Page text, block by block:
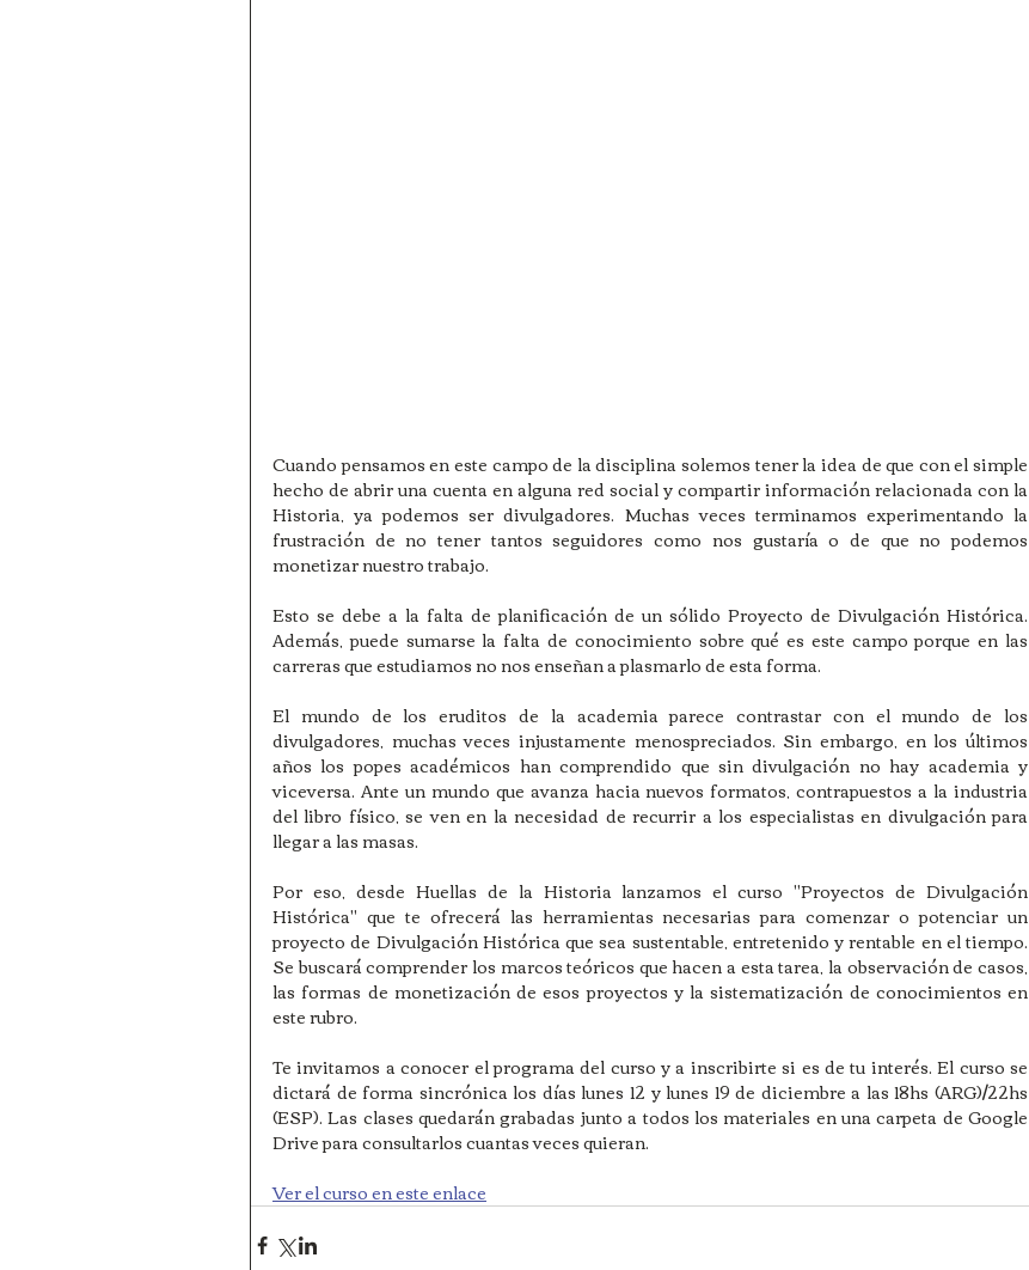
Cuando pensamos en este campo de la disciplina solemos tener la idea de que con el simple
hecho de abrir una cuenta en alguna red social y compartir información relacionada con la
Historia, ya podemos ser divulgadores. Muchas veces terminamos experimentando la
frustración de no tener tantos seguidores como nos gustaría o de que no podemos
monetizar nuestro trabajo.
Esto se debe a la falta de planificación de un sólido Proyecto de Divulgación Histórica.
Además, puede sumarse la falta de conocimiento sobre qué es este campo porque en las
carreras que estudiamos no nos enseñan a plasmarlo de esta forma.
El mundo de los eruditos de la academia parece contrastar con el mundo de los
divulgadores, muchas veces injustamente menospreciados. Sin embargo, en los últimos
años los popes académicos han comprendido que sin divulgación no hay academia y
viceversa. Ante un mundo que avanza hacia nuevos formatos, contrapuestos a la industria
del libro físico, se ven en la necesidad de recurrir a los especialistas en divulgación para
llegar a las masas.
Por eso, desde Huellas de la Historia lanzamos el curso "Proyectos de Divulgación
Histórica" que te ofrecerá las herramientas necesarias para comenzar o potenciar un
proyecto de Divulgación Histórica que sea sustentable, entretenido y rentable en el tiempo.
Se buscará comprender los marcos teóricos que hacen a esta tarea, la observación de casos,
las formas de monetización de esos proyectos y la sistematización de conocimientos en
este rubro.
Te invitamos a conocer el programa del curso y a inscribirte si es de tu interés. El curso se
dictará de forma sincrónica los días lunes 12 y lunes 19 de diciembre a las 18hs (ARG)/22hs
(ESP). Las clases quedarán grabadas junto a todos los materiales en una carpeta de Google
Drive para consultarlos cuantas veces quieran.
Ver el curso en este enlace